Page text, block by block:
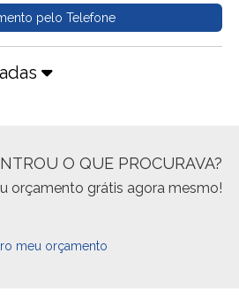
pelo Telefone
O QUE PROCURAVA?
orçamento grátis agora mesmo!
meu orçamento